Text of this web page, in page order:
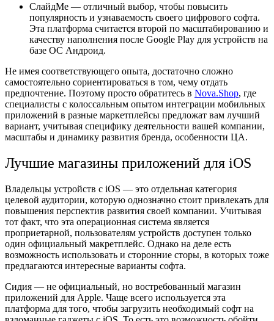
СлайдМе — отличный выбор, чтобы повысить
популярность и узнаваемость своего цифрового софта.
Эта платформа считается второй по масштабированию и
качеству наполнения после Google Play для устройств на
базе ОС Андроид.
Не имея соответствующего опыта, достаточно сложно
самостоятельно сориентироваться в том, чему отдать
предпочтение. Поэтому просто обратитесь в Nova.Shop, где
специалисты с колоссальным опытом интеграции мобильных
приложений в разные маркетплейсы предложат вам лучший
вариант, учитывая специфику деятельности вашей компании,
масштабы и динамику развития бренда, особенности ЦА.
Лучшие магазины приложений для iOS
Владельцы устройств с iOS — это отдельная категория
целевой аудитории, которую однозначно стоит привлекать для
повышения перспектив развития своей компании. Учитывая
тот факт, что эта операционная система является
проприетарной, пользователям устройств доступен только
один официальный макретплейс. Однако на деле есть
возможность использовать и сторонние сторы, в которых тоже
предлагаются интересные варианты софта.
Сидия — не официальный, но востребованный магазин
приложений для Apple. Чаще всего используется эта
платформа для того, чтобы загрузить необходимый софт на